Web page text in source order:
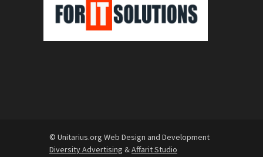
© Unitarius.org Web Design and Development
Diversity Advertising &Affarit Studio